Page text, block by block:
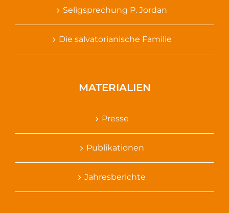
Seligsprechung P. Jordan
Die salvatorianische Familie
MATERIALIEN
Presse
Publikationen
Jahresberichte